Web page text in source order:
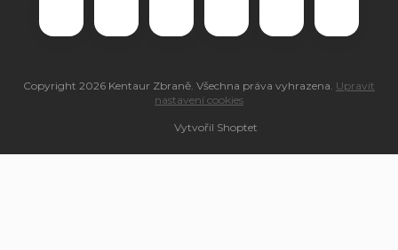
Vytvořil Shoptet
Copyright 2026 Kentaur Zbraně. Všechna práva vyhrazena. Upravit
nastavení cookies